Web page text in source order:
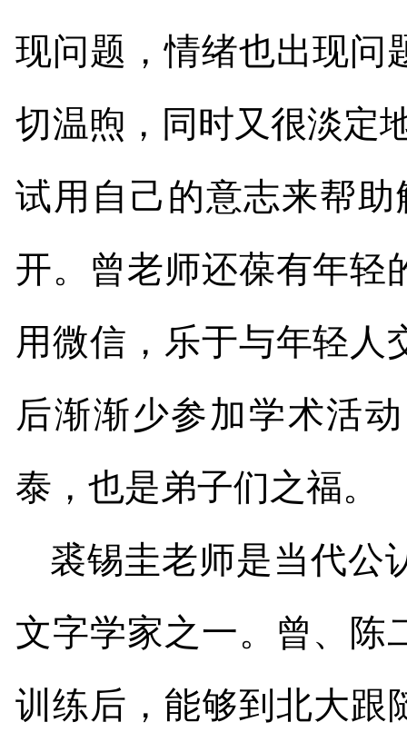
现问题，情绪也出现问
切温煦，同时又很淡定
试用自己的意志来帮
开。曾老师还葆有年轻
用微信，乐于与年轻人
后渐渐少参加学术活
泰，也是弟子们之福。
裘锡圭老师是当代公
文字学家之一。曾、陈
训练后，能够到北大跟